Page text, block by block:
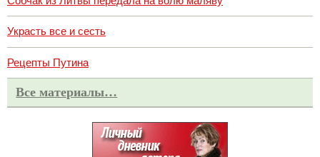
Украсть все и сесть
Рецепты Путина
Все материалы…